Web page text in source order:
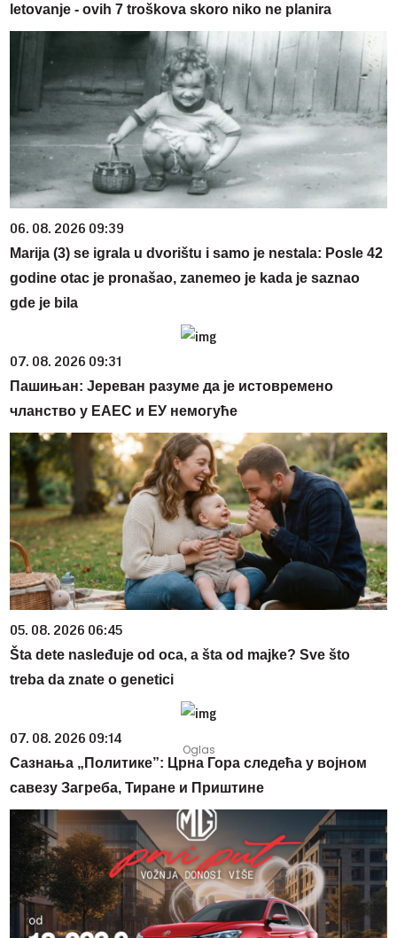
letovanje - ovih 7 troškova skoro niko ne planira
06. 08. 2026 09:39
Marija (3) se igrala u dvorištu i samo je nestala: Posle 42
godine otac je pronašao, zanemeo je kada je saznao
gde je bila
07. 08. 2026 09:31
Пашињан: Јереван разуме да је истовремено
чланство у ЕАЕС и ЕУ немогуће
05. 08. 2026 06:45
Šta dete nasleđuje od oca, a šta od majke? Sve što
treba da znate o genetici
07. 08. 2026 09:14
Сазнања „Политике”: Црна Гора следећа у војном
савезу Загреба, Тиране и Приштине